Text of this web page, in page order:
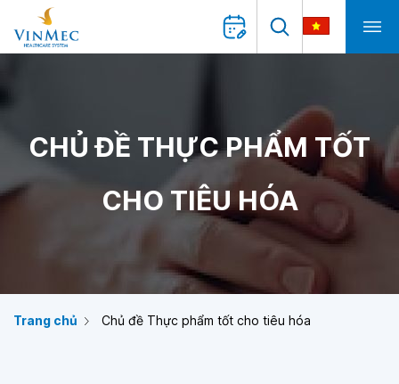
CHỦ ĐỀ THỰC PHẨM TỐT
CHO TIÊU HÓA
Trang chủ Chủ đề Thực phẩm tốt cho tiêu hóa